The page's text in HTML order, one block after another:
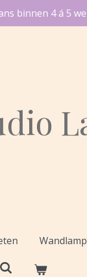
binnen 4 á 5